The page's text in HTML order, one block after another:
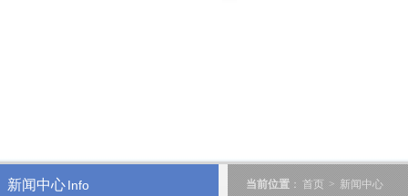
新闻中心Info 当前位置 ： 首页 > 新闻中心